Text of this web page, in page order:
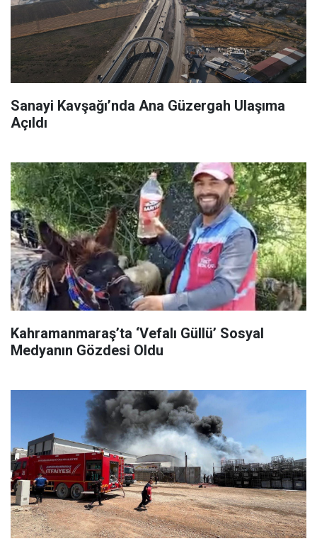
Sanayi Kavşağı’nda Ana Güzergah Ulaşıma
Açıldı
Kahramanmaraş’ta ‘Vefalı Güllü’ Sosyal
Medyanın Gözdesi Oldu